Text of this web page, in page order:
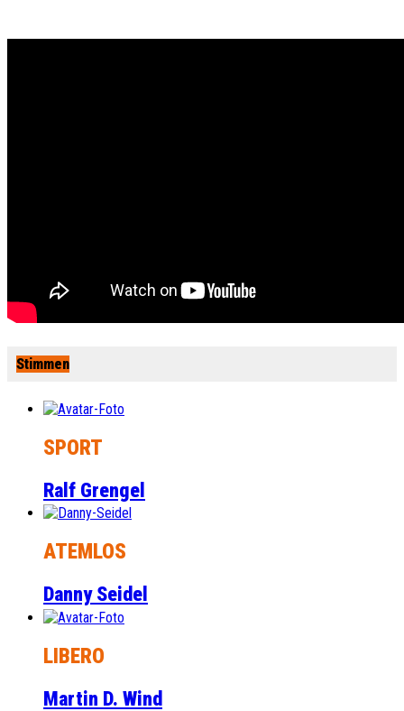
Stimmen
SPORT
Ralf Grengel
ATEMLOS
Danny Seidel
LIBERO
Martin D. Wind